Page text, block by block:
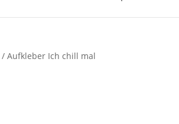
/ Aufkleber Ich chill mal